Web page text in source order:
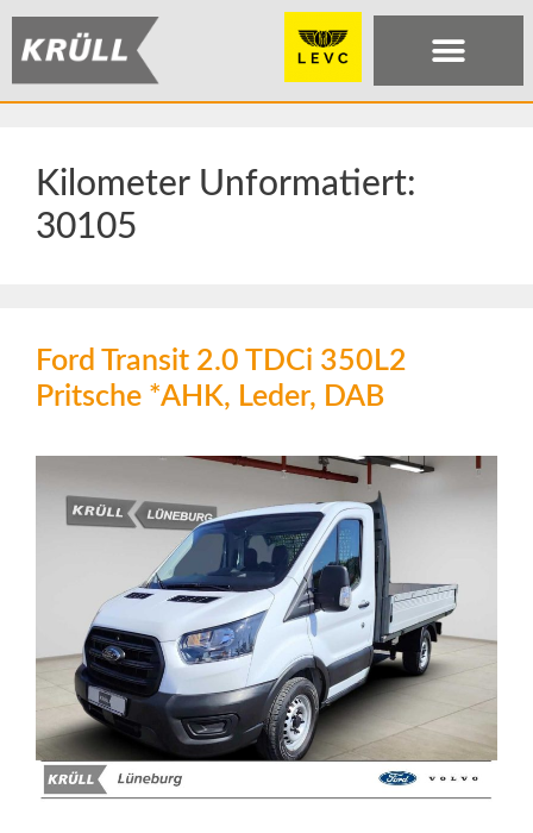
Kilometer Unformatiert:
30105
Ford Transit 2.0 TDCi 350L2
Pritsche *AHK, Leder, DAB